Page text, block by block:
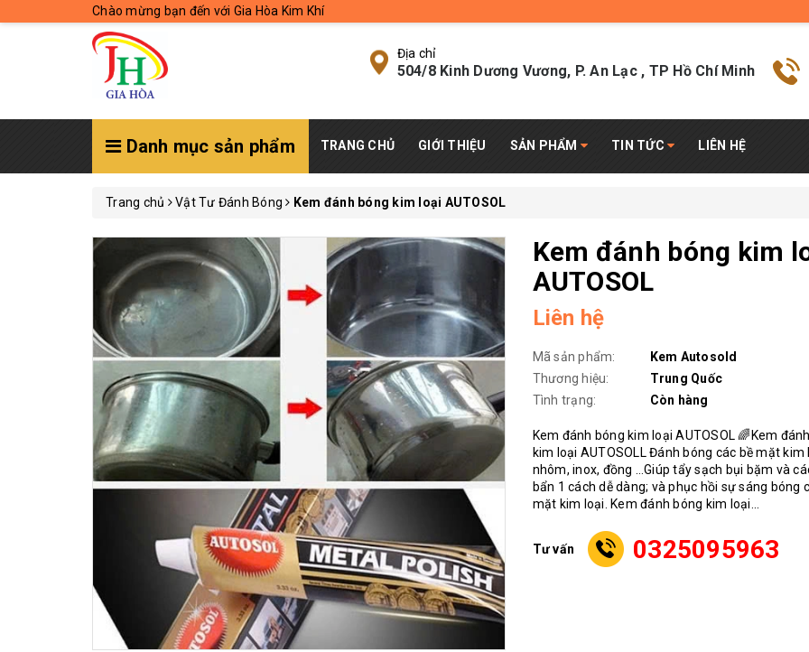
Chào mừng bạn đến với Gia Hòa Kim Khí
Địa chỉ
504/8 Kinh Dương Vương, P. An Lạc , TP Hồ Chí Minh
Danh mục sản phẩm TRANG CHỦ GIỚI THIỆU SẢN PHẨM TIN TỨC LIÊN HỆ
Trang chủ Vật Tư Đánh Bóng Kem đánh bóng kim loại AUTOSOL
Kem đánh bóng kim
AUTOSOL
Liên hệ
Mã sản phẩm:
Kem Autosold
Thương hiệu:
Trung Quốc
Tình trạng:
Còn hàng
Kem đánh bóng kim loại AUTOSOL 🌈Kem
kim loại AUTOSOLL Đánh bóng các bề mặt kim
nhôm, inox, đồng …Giúp tẩy sạch bụi bặm và
bẩn 1 cách dễ dàng; và phục hồi sự sáng bóng
mặt kim loại. Kem đánh bóng kim loại...
Tư vấn 0325095963